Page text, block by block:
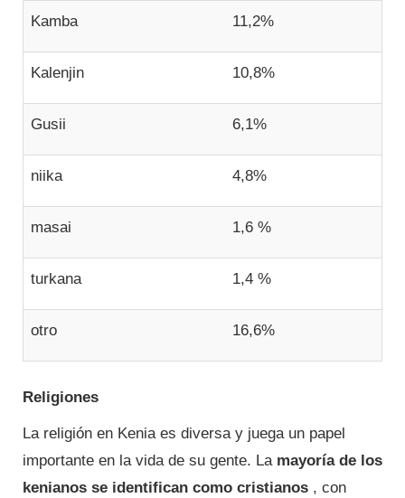
Kamba 11,2%
Kalenjin 10,8%
Gusii 6,1%
niika 4,8%
masai 1,6 %
turkana 1,4 %
otro 16,6%
Religiones
La religión en Kenia es diversa y juega un papel
importante en la vida de su gente. La mayoría de los
kenianos se identifican como cristianos , con